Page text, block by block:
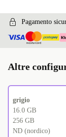
Pagamento
Altre
grigio
16.0 GB
256 GB
ND (nordico)